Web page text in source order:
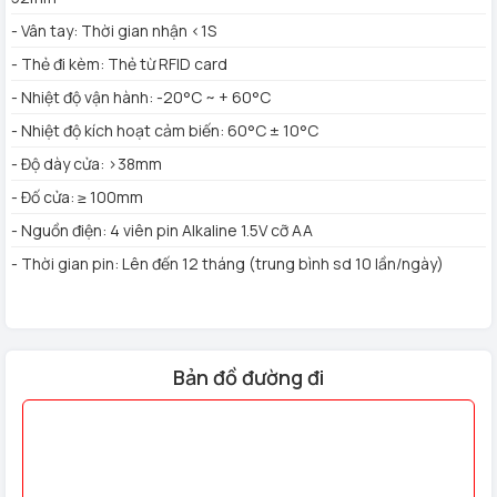
- Chất liệu: Thép và nhựa cao cấp
- Màu sắc: Đen vàng
- Vân tay: Thời gian nhận <1S
- Thẻ đi kèm: Thẻ từ RFID card
- Nhiệt độ vận hành: -20°C ~ + 60°C
- Nhiệt độ kích hoạt cảm biến: 60°C ± 10°C
- Độ dày cửa: >38mm
- Đố cửa: ≥ 100mm
- Nguồn điện: 4 viên pin Alkaline 1.5V cỡ AA
- Thời gian pin: Lên đến 12 tháng (trung bình sd 10 lần/ngày)
Bản đồ đường đi